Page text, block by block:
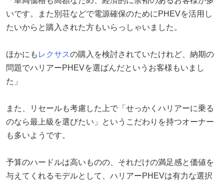
いです。また別荘などで電源確保のためにPHEVを活用し
たいからと購入された方もいらっしゃいました。
ほかにも レクサスの購入を検討されていたけれど、納期の
問題でハリアーPHEVを選ばんだというお客様もいまし
た」
また、リセールも考慮した上で「せっかくハリアーに乗る
のなら最上級を選びたい」というこだわりを持つオーナー
も多いようです。
予算のハードルは高いものの、それだけの満足感と価値を
与えてくれるモデルとして、ハリアーPHEVは有力な選択